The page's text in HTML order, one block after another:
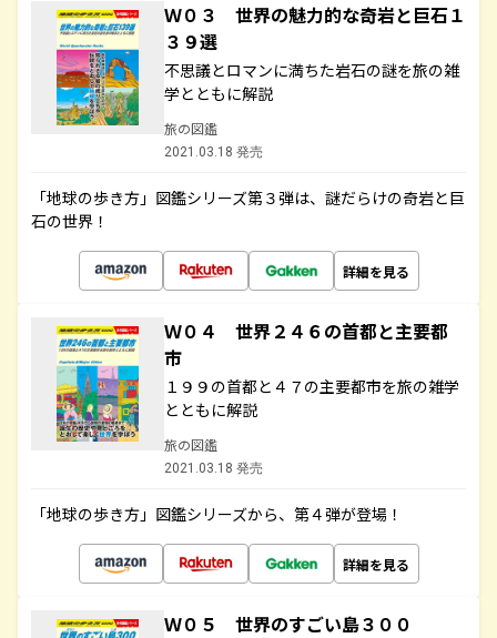
Ｗ０３ 世界の魅力的な奇岩と巨石１
３９選
不思議とロマンに満ちた岩石の謎を旅の雑
学とともに解説
旅の図鑑
2021.03.18 発売
「地球の歩き方」図鑑シリーズ第３弾は、謎だらけの奇岩と巨
石の世界！
詳細を見る
Ｗ０４ 世界２４６の首都と主要都
市
１９９の首都と４７の主要都市を旅の雑学
とともに解説
旅の図鑑
2021.03.18 発売
「地球の歩き方」図鑑シリーズから、第４弾が登場！
詳細を見る
Ｗ０５ 世界のすごい島３００